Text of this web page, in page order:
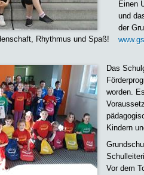
Rhythmus und Spaß!
Einen
und
der
Das
worden.
Kindern
Vor dem